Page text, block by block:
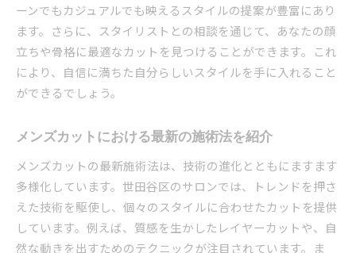
ーンでもカジュアルでも映えるスタイルの提案が豊富にあり
ます。さらに、スタイリストとの相談を通じて、あなたの顔
立ちや骨格に最適なカットを見つけることができます。これ
により、自信に満ちた自分らしいスタイルを手に入れること
ができるでしょう。
メンズカットにおける最新の施術法を紹介
メンズカットの最新施術法は、技術の進化とともにますます
多様化しています。世田谷区のサロンでは、トレンドを押さ
えた技術を駆使し、個々のスタイルに合わせたカットを提供
しています。例えば、質感を生かしたレイヤーカットや、自
然な動きを出すためのテクニックが注目されています。ま